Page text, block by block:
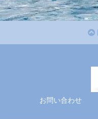
お問い合わせ